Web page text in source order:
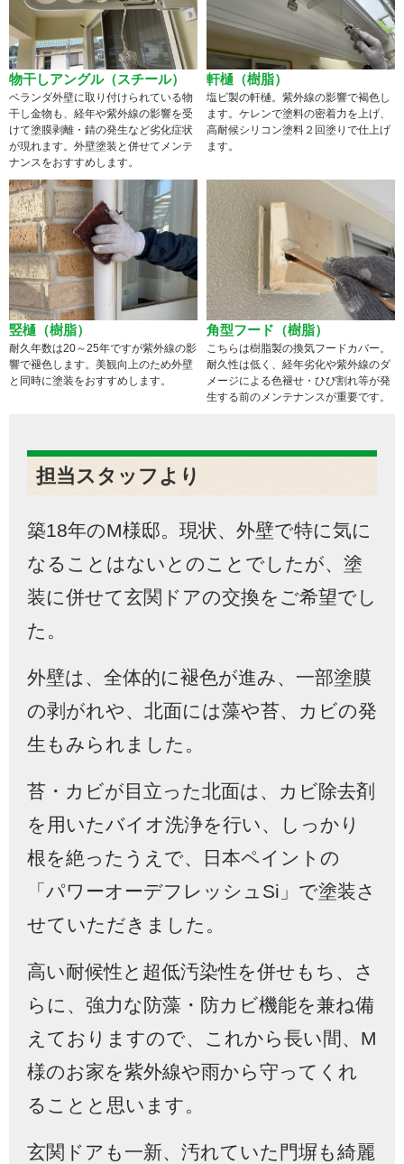
物干しアングル（スチール）
ベランダ外壁に取り付けられている物
干し金物も、経年や紫外線の影響を受
けて塗膜剥離・錆の発生など劣化症状
が現れます。外壁塗装と併せてメンテ
ナンスをおすすめします。
軒樋（樹脂）
塩ビ製の軒樋。紫外線の影響で褐色し
ます。ケレンで塗料の密着力を上げ、
高耐候シリコン塗料２回塗りで仕上げ
ます。
竪樋（樹脂）
耐久年数は20～25年ですが紫外線の影
響で褪色します。美観向上のため外壁
と同時に塗装をおすすめします。
角型フード（樹脂）
こちらは樹脂製の換気フードカバー。
耐久性は低く、経年劣化や紫外線のダ
メージによる色褪せ・ひび割れ等が発
生する前のメンテナンスが重要です。
担当スタッフより
築18年のM様邸。現状、外壁で特に気に
なることはないとのことでしたが、塗
装に併せて玄関ドアの交換をご希望でし
た。
外壁は、全体的に褪色が進み、一部塗膜
の剥がれや、北面には藻や苔、カビの発
生もみられました。
苔・カビが目立った北面は、カビ除去剤
を用いたバイオ洗浄を行い、しっかり
根を絶ったうえで、日本ペイントの
「パワーオーデフレッシュ Si 」で塗装さ
せていただきました。
高い耐候性と超低汚染性を併せもち、さ
らに、強力な防藻・防カビ機能を兼ね備
えておりますので、これから長い間、 M
様のお家を紫外線や雨から守ってくれ
ることと思います。
玄関ドアも一新、汚れていた門塀も綺麗